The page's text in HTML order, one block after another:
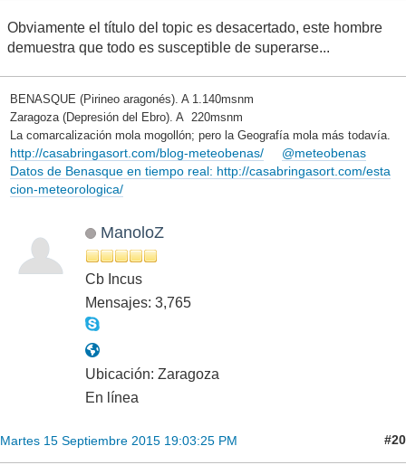
Obviamente el título del topic es desacertado, este hombre
demuestra que todo es susceptible de superarse...
BENASQUE (Pirineo aragonés). A 1.140msnm
Zaragoza (Depresión del Ebro). A 220msnm
La comarcalización mola mogollón; pero la Geografía mola más todavía.
http://casabringasort.com/blog-meteobenas/
@meteobenas
Datos de Benasque en tiempo real: http://casabringasort.com/esta
cion-meteorologica/
ManoloZ
Cb Incus
Mensajes: 3,765
Ubicación: Zaragoza
En línea
Martes 15 Septiembre 2015 19:03:25 PM #20